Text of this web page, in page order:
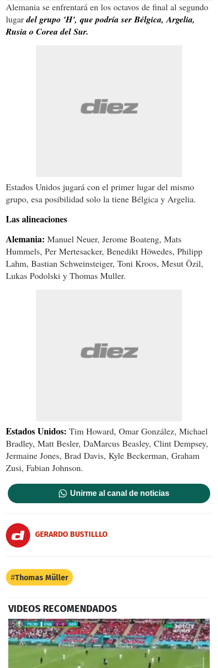
Alemania se enfrentará en los octavos de final al segundo
lugardel grupo 'H', que podría ser Bélgica, Argelia,
Rusia o Corea del Sur.
Estados Unidos jugará con el primer lugar del mismo
grupo, esa posibilidad solo la tiene Bélgica y Argelia.
Las alineaciones
Alemania: Manuel Neuer, Jerome Boateng, Mats
Hummels, Per Mertesacker, Benedikt Höwedes, Philipp
Lahm, Bastian Schweinsteiger, Toni Kroos, Mesut Özil,
Lukas Podolski y Thomas Muller.
Estados Unidos: Tim Howard, Omar González, Michael
Bradley, Matt Besler, DaMarcus Beasley, Clint Dempsey,
Jermaine Jones, Brad Davis, Kyle Beckerman, Graham
Zusi, Fabian Johnson.
Unirme al canal de noticias
GERARDO BUSTILLLO
Thomas Müller
VIDEOS RECOMENDADOS